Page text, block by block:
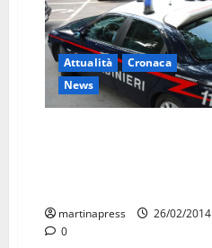
Attualità
Cronaca
News
martinapress
26/02/2014
0